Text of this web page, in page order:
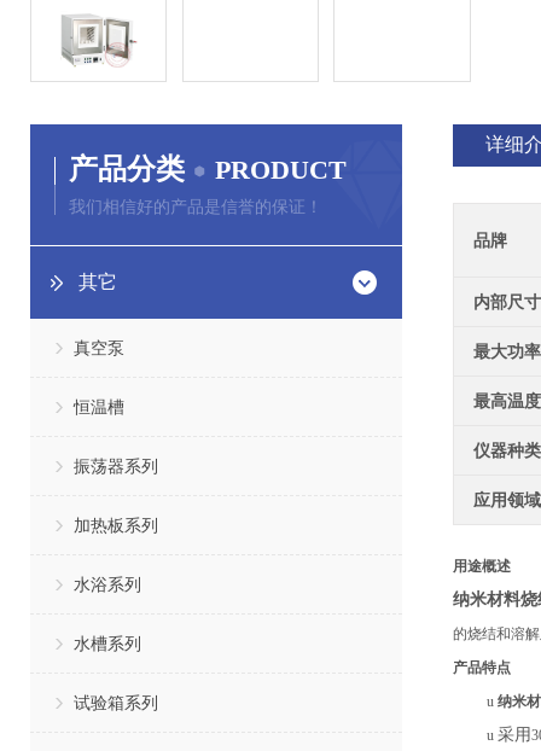
产品分类 PRODUCT
我们相信好的产品是信誉的保证！
其它
真空泵
恒温槽
振荡器系列
加热板系列
水浴系列
水槽系列
试验箱系列
详细
品牌
内部尺寸
最大功率
最高温度
仪器种类
应用领域
用途概述
纳米材料
的烧结和溶
产品特点
u 纳米
u 采用